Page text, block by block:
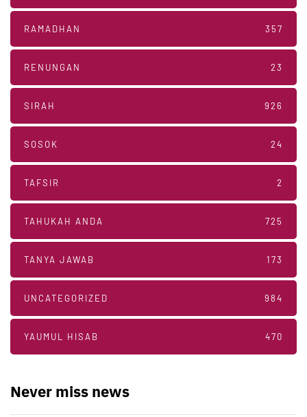
RAMADHAN 357
RENUNGAN 23
SIRAH 926
SOSOK 24
TAFSIR 2
TAHUKAH ANDA 725
TANYA JAWAB 173
UNCATEGORIZED 984
YAUMUL HISAB 470
Never miss news